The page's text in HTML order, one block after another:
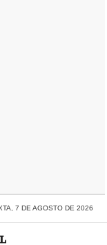
7 DE AGOSTO DE 2026